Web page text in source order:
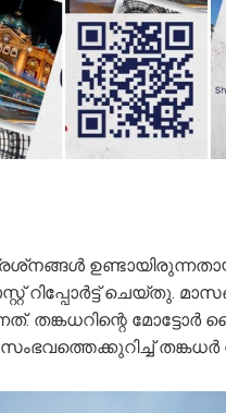
റിപ്പോര്‍ട്ട് ചെയ്തു.
തങ്കധറിന്റെ മോട്ടോര്‍
തങ്കധര്‍